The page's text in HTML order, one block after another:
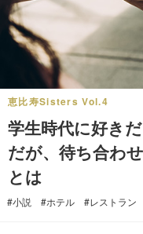
恵比寿Sisters Vol.4
学生時代に好き
だが、待ち合わ
とは
#小説 #ホテル #レストラン